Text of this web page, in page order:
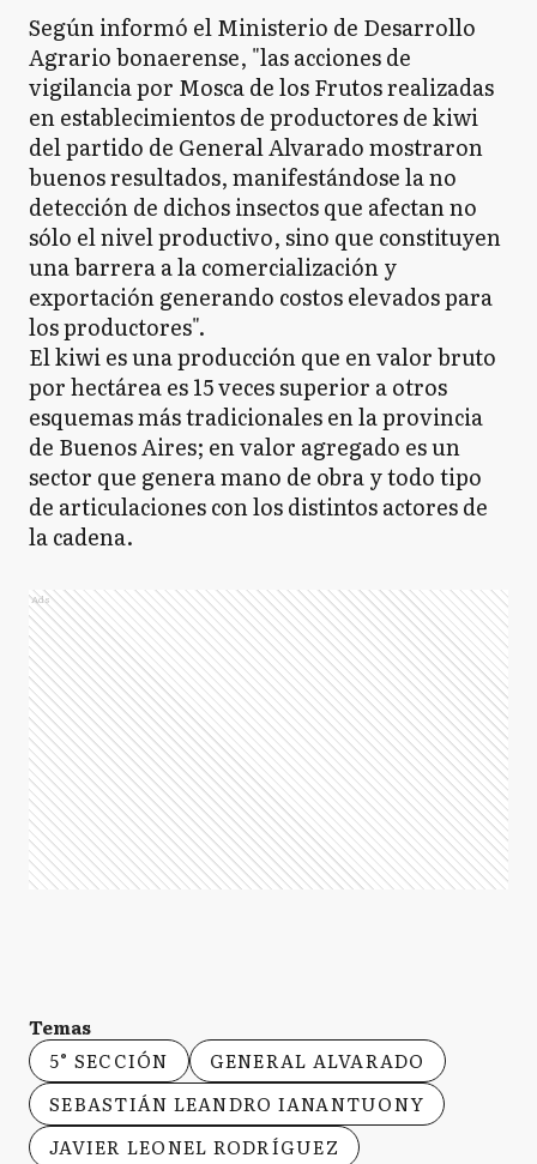
Según informó el Ministerio de Desarrollo
Agrario bonaerense, "las acciones de
vigilancia por Mosca de los Frutos realizadas
en establecimientos de productores de kiwi
del partido de General Alvarado mostraron
buenos resultados, manifestándose la no
detección de dichos insectos que afectan no
sólo el nivel productivo, sino que constituyen
una barrera a la comercialización y
exportación generando costos elevados para
los productores".
El kiwi es una producción que en valor bruto
por hectárea es 15 veces superior a otros
esquemas más tradicionales en la provincia
de Buenos Aires; en valor agregado es un
sector que genera mano de obra y todo tipo
de articulaciones con los distintos actores de
la cadena.
Ads
Temas
5° SECCIÓN
GENERAL ALVARADO
SEBASTIÁN LEANDRO IANANTUONY
JAVIER LEONEL RODRÍGUEZ